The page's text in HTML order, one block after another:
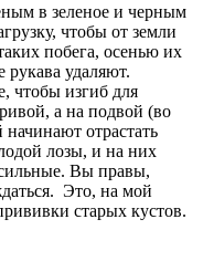
в зеленое и черным
чтобы от земли
побега, осенью их
удаляют.
чтобы изгиб для
а на подвой (во
отрастать
лозы, и на них
Вы правы,
Это, на мой
старых кустов.